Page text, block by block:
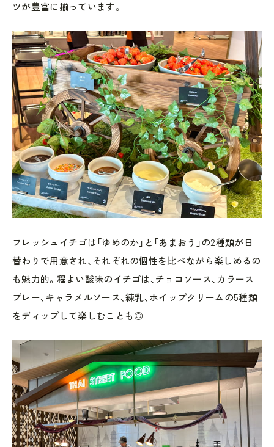
ツが豊富に揃っています。
フレッシュイチゴは「ゆめのか」と「あまおう」の2種類が日
替わりで用意され、それぞれの個性を比べながら楽しめるの
も魅力的。程よい酸味のイチゴは、チョコソース、カラース
プレー、キャラメルソース、練乳、ホイップクリームの5種類
をディップして楽しむことも◎